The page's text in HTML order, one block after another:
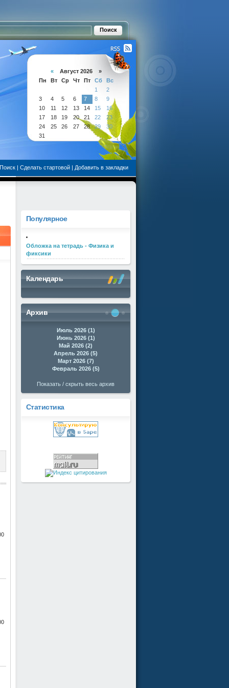
« Август 2026 »
Пн
Вт Ср Чт Пт Сб
Вс
1
2
3
4 5 6 7 8
9
10
11 12 13 14 15
16
17
18 19 20 21 22
23
24
25 26 27 28 29
30
31
Поиск | Сделать стартовой | Добавить в закладки
Популярное
Обложка на тетрадь - Физика и
фиксики
Календарь
Архив
Июль 2026 (1)
Июнь 2026 (1)
Май 2026 (2)
Апрель 2026 (5)
Март 2026 (7)
Февраль 2026 (5)
Показать / скрыть весь архив
Статистика